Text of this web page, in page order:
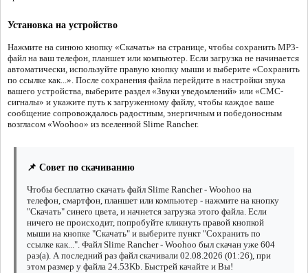
Установка на устройство
Нажмите на синюю кнопку «Скачать» на странице, чтобы сохранить MP3-
файл на ваш телефон, планшет или компьютер. Если загрузка не начинается
автоматически, используйте правую кнопку мыши и выберите «Сохранить
по ссылке как...». После сохранения файла перейдите в настройки звука
вашего устройства, выберите раздел «Звуки уведомлений» или «СМС-
сигналы» и укажите путь к загруженному файлу, чтобы каждое ваше
сообщение сопровождалось радостным, энергичным и победоносным
возгласом «Woohoo» из вселенной Slime Rancher.
📌 Совет по скачиванию
Чтобы бесплатно скачать файл Slime Rancher - Woohoo на
телефон, смартфон, планшет или компьютер - нажмите на кнопку
"Скачать" синего цвета, и начнется загрузка этого файла. Если
ничего не происходит, попробуйте кликнуть правой кнопкой
мыши на кнопке "Скачать" и выберите пункт "Сохранить по
ссылке как...". Файл Slime Rancher - Woohoo был скачан уже 604
раз(а). А последний раз файл скачивали 02.08.2026 (01:26), при
этом размер у файла 24.53Kb. Быстрей качайте и Вы!